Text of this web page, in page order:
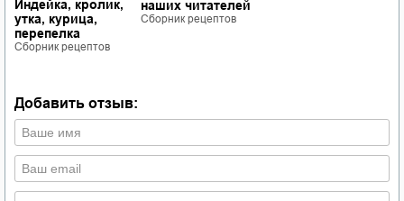
Индейка, кролик,
утка, курица,
перепелка
Сборник рецептов
наших читателей
Сборник рецептов
Добавить отзыв: